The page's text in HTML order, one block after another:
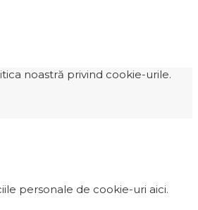
noastră privind cookie-urile.
personale de cookie-uri aici.